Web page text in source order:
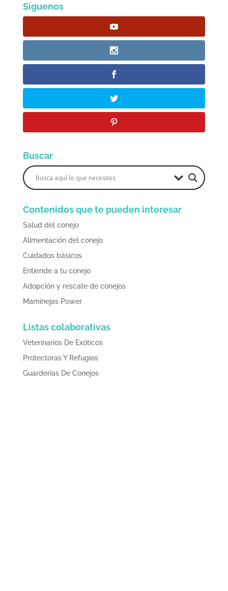
Síguenos
Buscar
Contenidos que te pueden interesar
Salud del conejo
Alimentación del conejo
Cuidados básicos
Entiende a tu conejo
Adopción y rescate de conejos
Maminejas Power
Listas colaborativas
Veterinarios De Exóticos
Protectoras Y Refugios
Guarderías De Conejos